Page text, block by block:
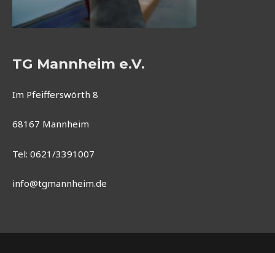
TG Mannheim e.V.
Im Pfeifferswörth 8
68167 Mannheim
Tel: 0621/3391007
info@tgmannheim.de